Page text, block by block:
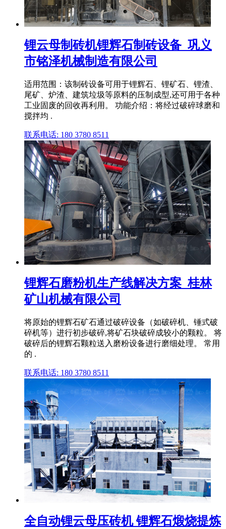
锂云母制砖机锂辉石制砖设备_巩义
市铭泽机械制造有限公司
适用范围：该制砖设备可用于锂辉石、锂矿石、锂渣、
尾矿、炉渣、建筑垃圾等原料的压制成型,还可用于各种
工业固废的回收再利用。 功能介绍：将经过破碎球磨和
搅拌均 .
联系电话: 180 3780 8511
锂辉石磨粉机生产线解决方案_桂林
矿山机械有限公司
将原始的锂辉石矿石通过破碎设备（如破碎机、锤式破
碎机等）进行初步破碎,将矿石块破碎成较小的颗粒。 将
破碎后的锂辉石颗粒送入磨粉设备进行磨细处理。 常用
的 .
联系电话: 180 3780 8511
全自动锂云母压砖机 锂辉石煅烧提炼